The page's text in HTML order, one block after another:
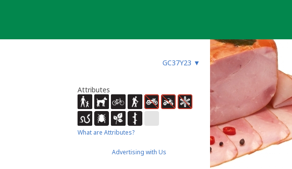
GC37Y23 ▼
Attributes
What are Attributes?
Advertising with Us